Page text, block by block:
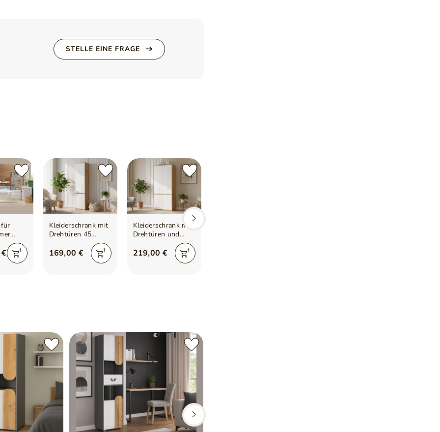
STELLE EINE FRAGE
Kleiderschrank mit
Drehtüren 45
Wotan, Weiß
169,00 €
Kleiderschrank mit
Drehtüren und
Kleiderstange 80
Arcadia Eiche
219,00 €